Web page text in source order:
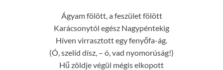
Ágyam fölött, a feszület fölött
Karácsonytól egész Nagypéntekig
Híven virrasztott egy fenyőfa-ág.
(Ó, szelíd dísz, – ó, vad nyomorúság!)
Hű zöldje végül mégis elkopott